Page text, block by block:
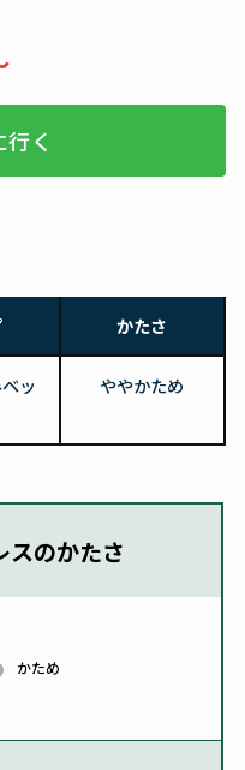
く
かたさ
ッ
ややかため
スのかたさ
かため